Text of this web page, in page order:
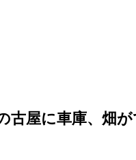
麗ですが、風呂が古く
ます
古屋に車庫、畑